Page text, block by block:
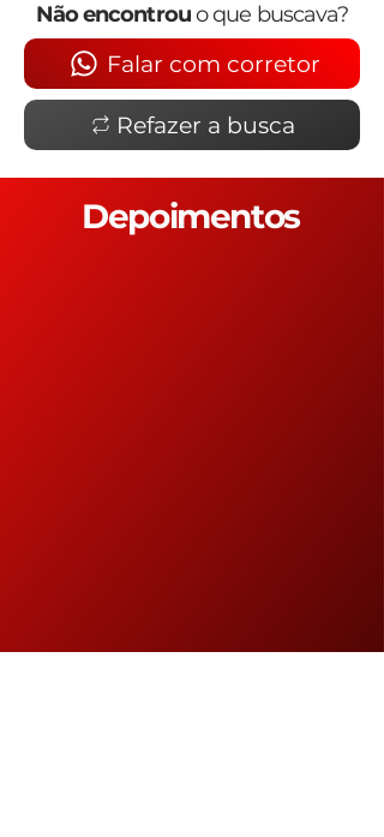
Não encontrouo que buscava?
Falar com corretor
Refazer a busca
Depoimentos